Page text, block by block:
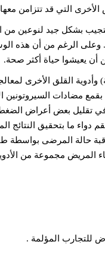
التي قد تتزامن
جيد لنوعين من
الرغم من أن هذه
أن يعيشوا حياة أكثر صحة.
وأدوية القلق الأخرى
مضادات السيروتونين
في تقليل بعض أعراض
دواء ما بتحقيق
حالة المرضى
المريض مجموعة من